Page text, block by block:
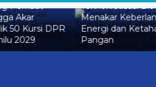
Bioetanol:
GNLC Bawa
Juara Pop & Jazz
Piala Diarak ke
sekolah